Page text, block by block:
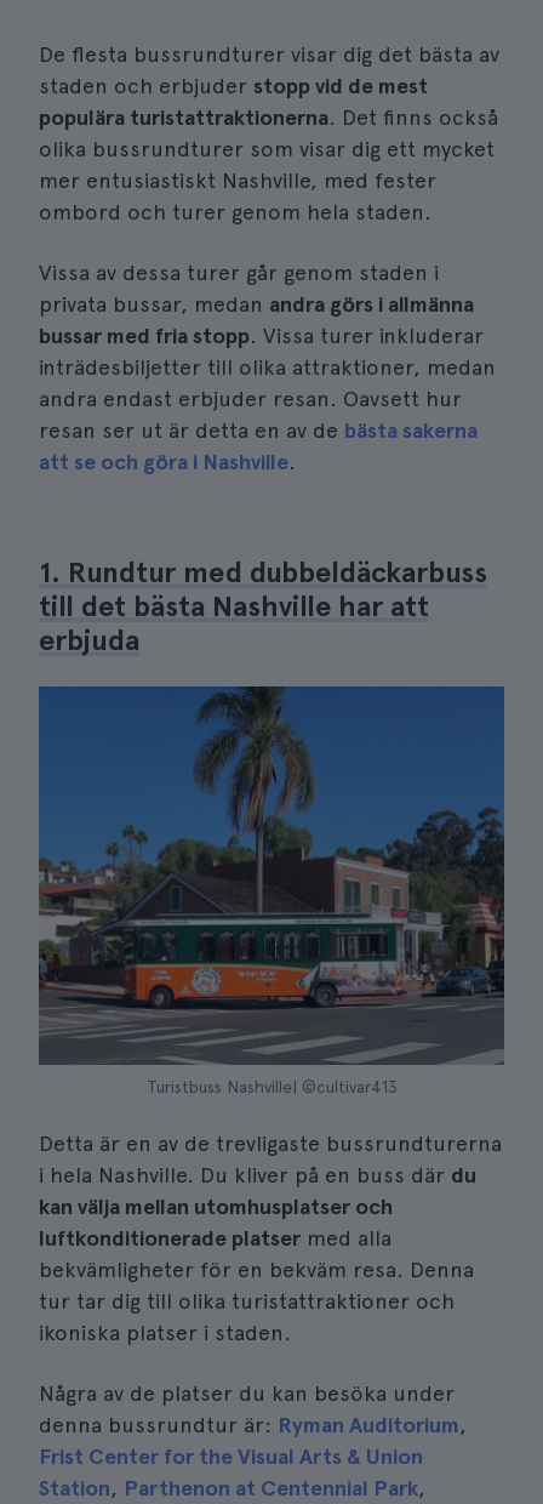
De flesta bussrundturer visar dig det bästa av
staden och erbjuder stopp vid de mest
populära turistattraktionerna. Det finns också
olika bussrundturer som visar dig ett mycket
mer entusiastiskt Nashville, med fester
ombord och turer genom hela staden.
Vissa av dessa turer går genom staden i
privata bussar, medan andra görs i allmänna
bussar med fria stopp. Vissa turer inkluderar
inträdesbiljetter till olika attraktioner, medan
andra endast erbjuder resan. Oavsett hur
resan ser ut är detta en av de bästa sakerna
att se och göra i Nashville.
1. Rundtur med dubbeldäckarbuss
till det bästa Nashville har att
erbjuda
Turistbuss Nashville| ©cultivar413
Detta är en av de trevligaste bussrundturerna
i hela Nashville. Du kliver på en buss där du
kan välja mellan utomhusplatser och
luftkonditionerade platser med alla
bekvämligheter för en bekväm resa. Denna
tur tar dig till olika turistattraktioner och
ikoniska platser i staden.
Några av de platser du kan besöka under
denna bussrundtur är: Ryman Auditorium,
Frist Center for the Visual Arts & Union
Station, Parthenon at Centennial Park,